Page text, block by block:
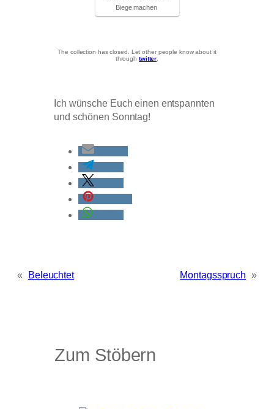
Biege machen
The collection has closed. Let other people know about it
through twitter
Ich wünsche Euch einen entspannten
und schönen Sonntag!
« Beleuchtet Montagsspruch »
Zum Stöbern